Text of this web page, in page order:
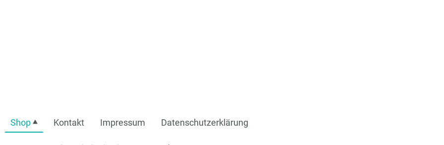
Shop Kontakt Impressum Datenschutzerklärung